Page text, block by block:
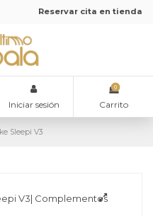
Reservar cita en tienda
Iniciar sesión
0
Carrito
Sleepi V3